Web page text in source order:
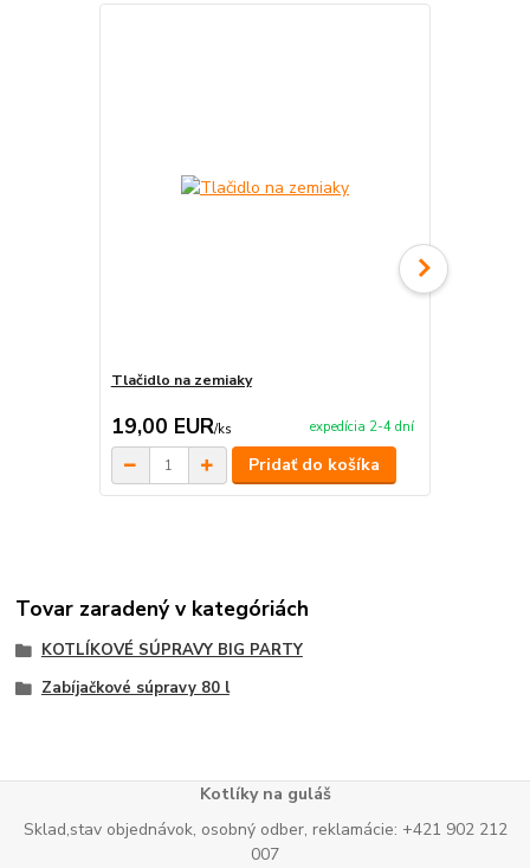
Tlačidlo na zemiaky
19,00 EUR/ks expedícia 2-4 dní
Pridať do košíka
Tovar zaradený v kategóriách
KOTLÍKOVÉ SÚPRAVY BIG PARTY
Zabíjačkové súpravy 80 l
Kotlíky na guláš
Sklad,stav objednávok, osobný odber, reklamácie: +421 902 212
007